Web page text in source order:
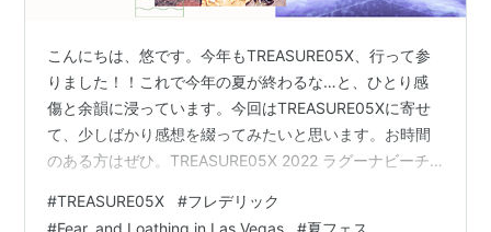
こんにちは、悠です。今年もTREASURE05X、行って参
りました！！これで今年の夏が終わるな…と、ひとり感
傷と余韻に浸っています。今回はTREASURE05Xに寄せ
て、少しばかり感想を綴ってみたいと思います。お時間
のある方はぜひ。TREASURE05X 2022 ラグーナビーチ
は終了、本当にありがとうございました！関わってくれ
#TREASURE05X #フレデリック
#Fear, and Loathing in Las Vegas #夏フェス